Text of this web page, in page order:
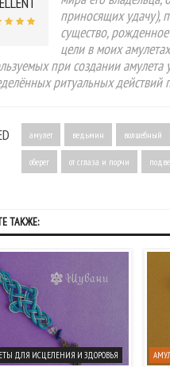
приносящих удачу),
существо,
цели в моих
при создании амулета
ритуальных действий
амулет ведьмин волшебный
оберег от сглаза и порчи
ТАКЖЕ:
ДЛЯ ИСЦЕЛЕНИЯ И ЗДОРОВЬЯ